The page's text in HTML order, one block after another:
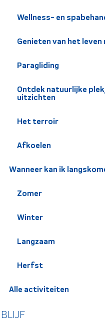
Wellness- en
Genieten van het
Paragliding
Ontdek natuurlijke
uitzichten
Het terroir
Afkoelen
Wanneer kan ik
Zomer
Winter
Langzaam
Herfst
Alle activiteiten
BLIJF
240 impasse du